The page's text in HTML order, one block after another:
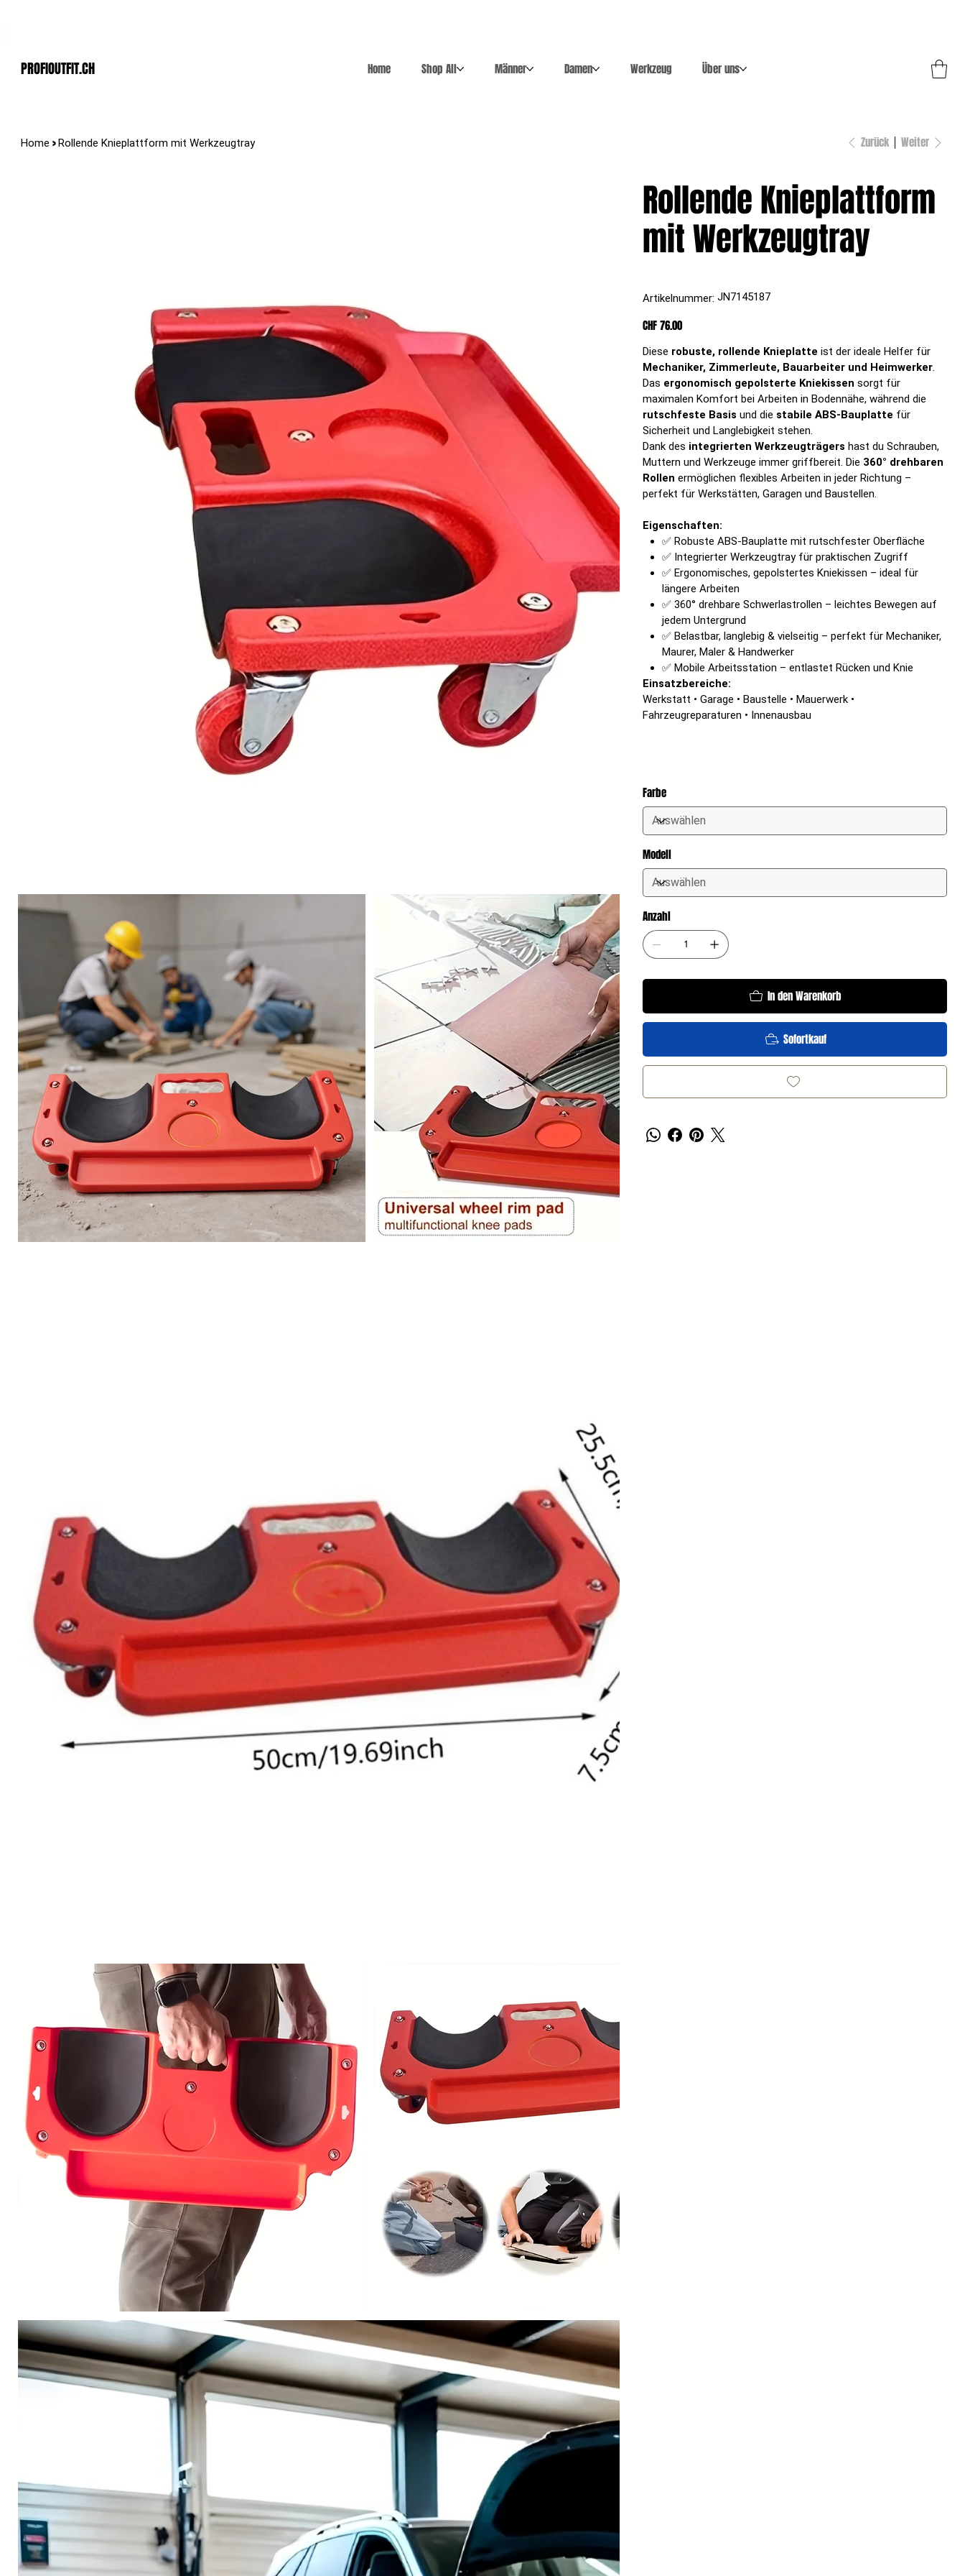
PROFIOUTFIT.cH Home Shop All Männer Damen Werkzeug Über uns
Home >Rollende Knieplattform mit Werkzeugtray Zurück Weiter
Rollende Knieplattform
mit Werkzeugtray
Artikelnummer:
Artikelnummer:
JN7145187
JN7145187
Preis
CHF 76.00
Diese robuste, rollende Knieplatte ist der ideale Helfer für
Mechaniker, Zimmerleute, Bauarbeiter und Heimwerker.
Das ergonomisch gepolsterte Kniekissen sorgt für
maximalen Komfort bei Arbeiten in Bodennähe, während die
rutschfeste Basis und die stabile ABS-Bauplatte für
Sicherheit und Langlebigkeit stehen.
Dank des integrierten Werkzeugträgers hast du Schrauben,
Muttern und Werkzeuge immer griffbereit. Die 360° drehbaren
Rollen ermöglichen flexibles Arbeiten in jeder Richtung –
perfekt für Werkstätten, Garagen und Baustellen.
Eigenschaften:
✅ Robuste ABS-Bauplatte mit rutschfester Oberfläche
✅ Integrierter Werkzeugtray für praktischen Zugriff
✅ Ergonomisches, gepolstertes Kniekissen – ideal für
längere Arbeiten
✅ 360° drehbare Schwerlastrollen – leichtes Bewegen auf
jedem Untergrund
✅ Belastbar, langlebig & vielseitig – perfekt für Mechaniker,
Maurer, Maler & Handwerker
✅ Mobile Arbeitsstation – entlastet Rücken und Knie
Einsatzbereiche:
Werkstatt • Garage • Baustelle • Mauerwerk •
Fahrzeugreparaturen • Innenausbau
Farbe
Modell
Anzahl
In den Warenkorb
Sofortkauf